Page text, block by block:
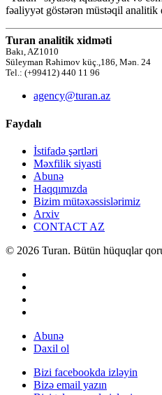
fəaliyyət göstərən müstəqil analitik
Turan analitik xidməti
Bakı, AZ1010
Süleyman Rəhimov küç.,186, Mən. 24
Tel.: (+99412) 440 11 96
agency@turan.az
Faydalı
İstifadə şərtləri
Məxfilik siyasti
Abunə
Haqqımızda
Bizim mütəxəssislərimiz
Arxiv
CONTACT AZ
© 2026 Turan. Bütün hüquqlar
Abunə
Daxil ol
Bizi facebookda izləyin
Bizə email yazın